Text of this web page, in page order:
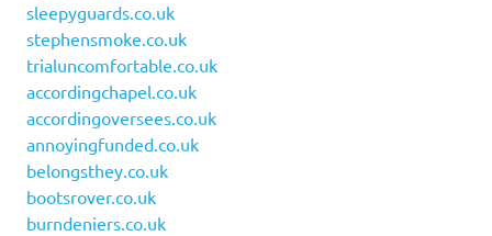
sleepyguards.co.uk
stephensmoke.co.uk
trialuncomfortable.co.uk
accordingchapel.co.uk
accordingoversees.co.uk
annoyingfunded.co.uk
belongsthey.co.uk
bootsrover.co.uk
burndeniers.co.uk